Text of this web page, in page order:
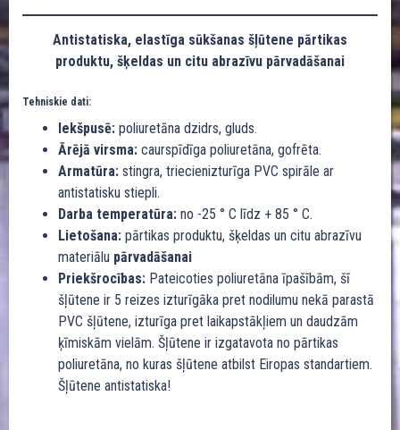
Antistatiska, elastīga sūkšanas šļūtene pārtikas
produktu, šķeldas un citu abrazīvu pārvadāšanai
Tehniskie dati:
Iekšpusē: poliuretāna dzidrs, gluds.
Ārējā virsma: caurspīdīga poliuretāna, gofrēta.
Armatūra: stingra, triecienizturīga PVC spirāle ar
antistatisku stiepli.
Darba temperatūra: no -25 ° C līdz + 85 ° C.
Lietošana: pārtikas produktu, šķeldas un citu abrazīvu
materiālu pārvadāšanai
Priekšrocības: Pateicoties poliuretāna īpašībām, šī
šļūtene ir 5 reizes izturīgāka pret nodilumu nekā parastā
PVC šļūtene, izturīga pret laikapstākļiem un daudzām
ķīmiskām vielām. Šļūtene ir izgatavota no pārtikas
poliuretāna, no kuras šļūtene atbilst Eiropas standartiem.
Šļūtene antistatiska!